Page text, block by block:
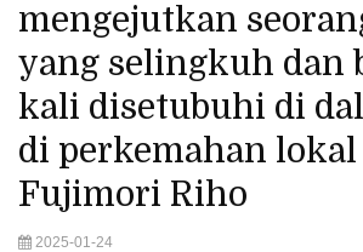
mengejutkan
yang selingkuh dan
kali disetubuhi di
di perkemahan lokal
Fujimori Riho
2025-01-24